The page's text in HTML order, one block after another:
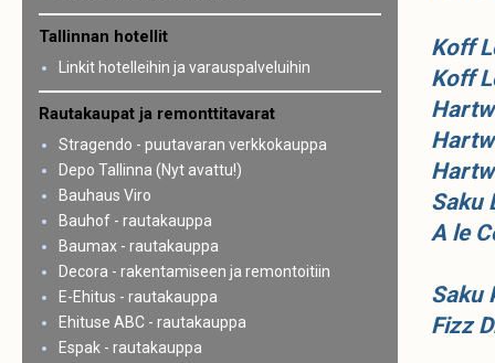
Koff
Koff
Saku
A le
Saku
Fizz
Tallinnan hotellit
Linkit hotelleihin ja varauspalveluihin
Rautakaupat ja remonttitavarat
Stragendo - puutavaran verkkokauppa
Depo Tallinna (Nyt avattu!)
Bauhaus Viro
Bauhof - rautakauppa
Baumax - rautakauppa
Decora - rakentamiseen ja remontoitiin
E-Ehitus - rautakauppa
Ehituse ABC - rautakauppa
Espak - rautakauppa